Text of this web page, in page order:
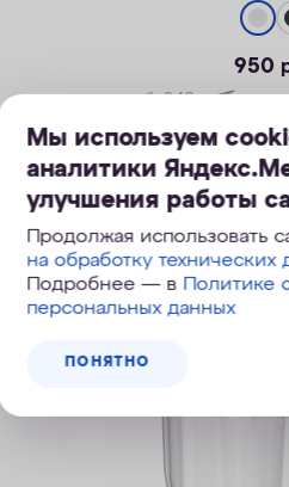
950
1 249руб.,
Мы используем
аналитики
улучшения работы
Продолжая использовать
на обработку технических
Подробнее — в Политике
персональных данных
ПОНЯТНО